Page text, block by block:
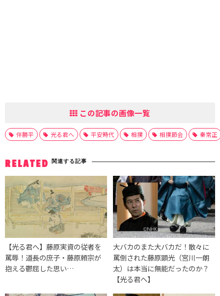
この記事の画像一覧
伴勝平 光る君へ 平安時代 相撲 相撲節会 秦常正
RELATED 関連する記事
【光る君へ】藤原実資の従者を
罵辱！道長の庶子・藤原頼宗が
抱える鬱屈した思い…
大バカのまた大バカだ！散々に
罵倒された藤原顕光（宮川一朗
太）は本当に無能だったのか？
【光る君へ】